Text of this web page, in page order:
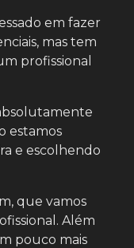
em fazer
mas tem
profissional
estamos
e escolhendo
que vamos
Além
pouco mais